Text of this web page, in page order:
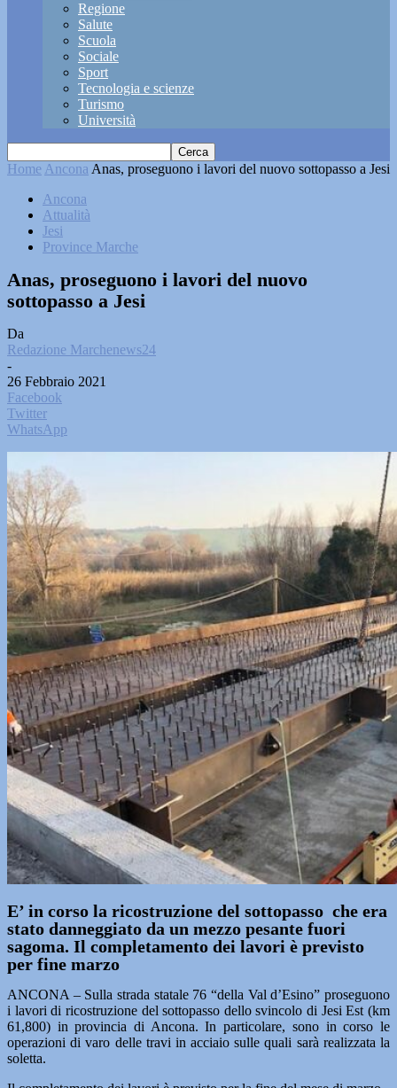
Regione
Salute
Scuola
Sociale
Sport
Tecnologia e scienze
Turismo
Università
Home Ancona Anas, proseguono i lavori del nuovo sottopasso a Jesi
Ancona
Attualità
Jesi
Province Marche
Anas, proseguono i lavori del nuovo
sottopasso a Jesi
Da
Redazione Marchenews24
-
26 Febbraio 2021
Facebook
Twitter
WhatsApp
E’ in corso la ricostruzione del sottopasso che era
stato danneggiato da un mezzo pesante fuori
sagoma. Il completamento dei lavori è previsto
per fine marzo
ANCONA – Sulla strada statale 76 “della Val d’Esino” proseguono
i lavori di ricostruzione del sottopasso dello svincolo di Jesi Est (km
61,800) in provincia di Ancona. In particolare, sono in corso le
operazioni di varo delle travi in acciaio sulle quali sarà realizzata la
soletta.